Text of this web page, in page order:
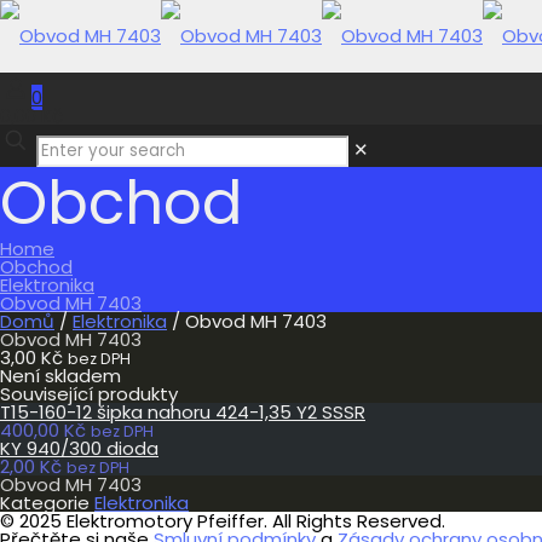
0
0,00 Kč
✕
Obchod
Home
Obchod
Elektronika
Obvod MH 7403
Domů / Elektronika / Obvod MH 7403
Obvod MH 7403
3,00 Kč bez DPH
Není skladem
Související produkty
T15-160-12 šipka nahoru 424-1,35 Y2 SSSR
400,00 Kč bez DPH
KY 940/300 dioda
2,00 Kč bez DPH
Obvod MH 7403
Kategorie Elektronika
© 2025 Elektromotory Pfeiffer. All Rights Reserved.